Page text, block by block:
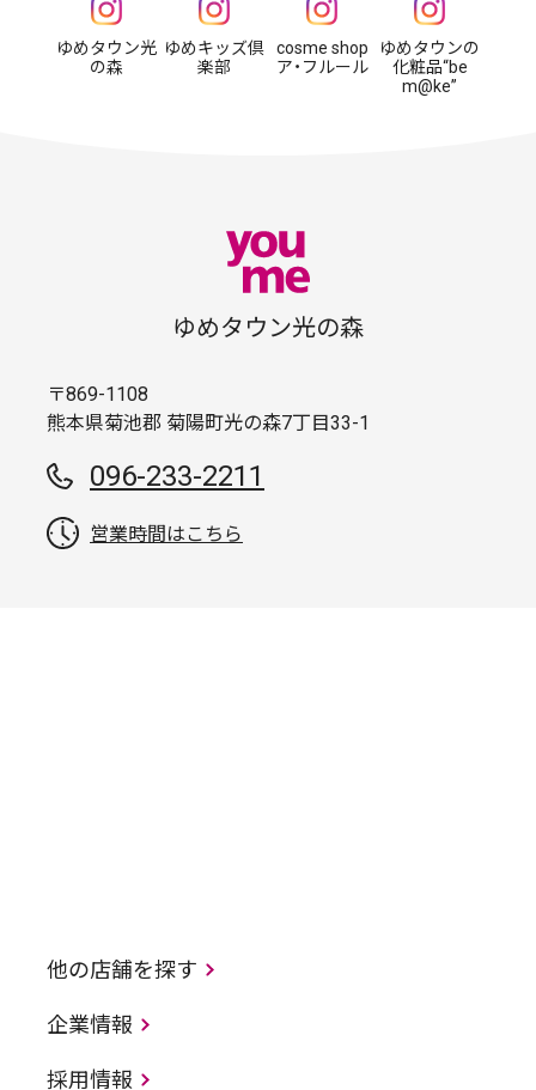
ゆめタウン光
の森
ゆめキッズ倶
楽部
cosme shop
ア・フルール
ゆめタウンの
化粧品“be
m@ke”
ゆめタウン光の森
〒869-1108
熊本県菊池郡 菊陽町光の森7丁目33-1
096-233-2211
営業時間はこちら
他の店舗を探す
企業情報
採用情報